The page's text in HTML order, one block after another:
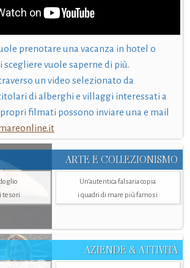
prenotare una vacanza in hotel o
scegliere vuole saperne di più.
un video selezionato da
di alberghi e villaggi interessati a
filmati possono inviare una e mail
ARTE E COLLEZIONISMO
tesori
Un’autentica falsaria copia
i quadri di mare più famosi
AZIENDE & ATTIVITÀ